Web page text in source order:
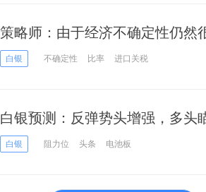
策略师：由于经济不确定性仍然
白银 不确定性 比率 进口关税
白银预测：反弹势头增强，多头
白银 阻力位 头条 电池板